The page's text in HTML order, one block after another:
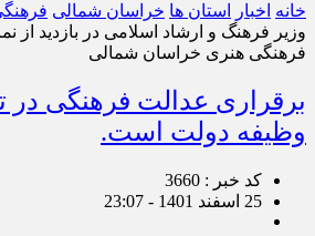
خانه اخبار استان ها خراسان شمالی
وزیر فرهنگ و ارشاد اسلامی در بازدید از
فرهنگی هنری خراسان شمالی
برقراری عدالت فرهنگی در
وظیفه دولت است.
کد خبر : 3660
25 اسفند 1401 - 23:07